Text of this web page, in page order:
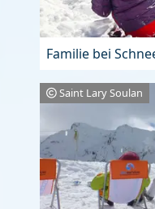
Familie bei
Saint Lary Soulan